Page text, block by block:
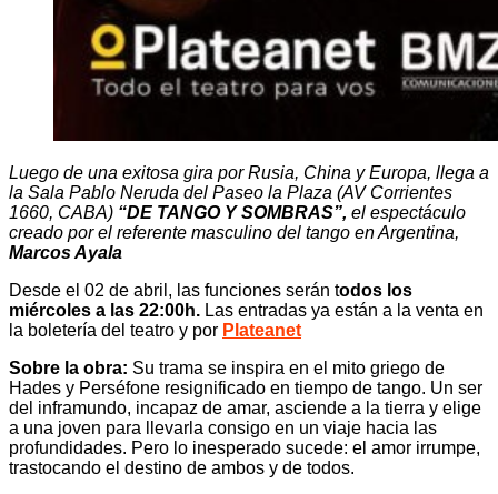
Luego de una exitosa gira por Rusia, China y Europa, llega a
la Sala Pablo Neruda del Paseo la Plaza (AV Corrientes
1660, CABA) “DE TANGO Y SOMBRAS”, el espectáculo
creado por el referente masculino del tango en Argentina,
Marcos Ayala
Desde el 02 de abril, las funciones serán todos los
miércoles a las 22:00h. Las entradas ya están a la venta en
la boletería del teatro y por Plateanet
Sobre la obra: Su trama se inspira en el mito griego de
Hades y Perséfone resignificado en tiempo de tango. Un ser
del inframundo, incapaz de amar, asciende a la tierra y elige
a una joven para llevarla consigo en un viaje hacia las
profundidades. Pero lo inesperado sucede: el amor irrumpe,
trastocando el destino de ambos y de todos.